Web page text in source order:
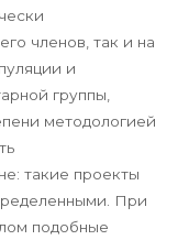
членов, так и на
и
группы,
методологией
такие проекты
При
подобные